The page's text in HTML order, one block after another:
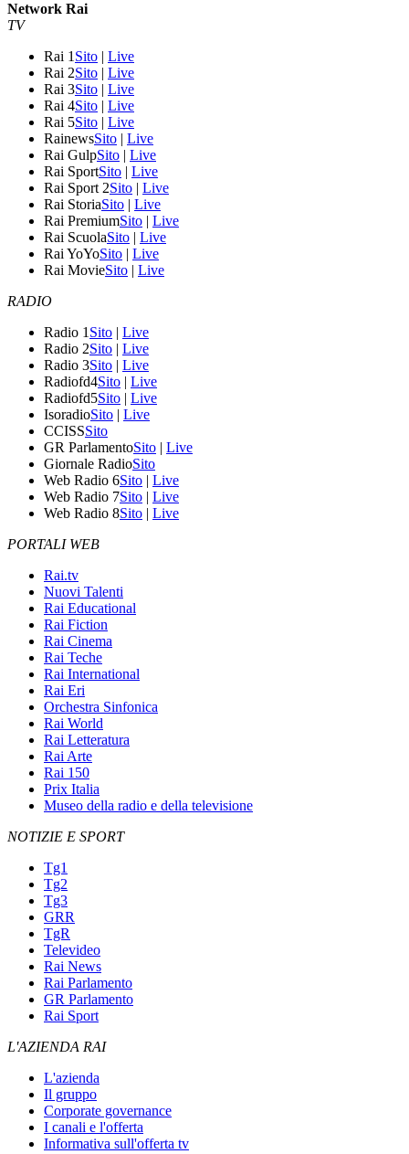
Network Rai
TV
Rai 1 Sito | Live
Rai 2Sito | Live
Rai 3Sito | Live
Rai 4Sito | Live
Rai 5Sito | Live
RainewsSito | Live
Rai GulpSito | Live
Rai SportSito | Live
Rai Sport 2Sito | Live
Rai StoriaSito | Live
Rai PremiumSito | Live
Rai ScuolaSito | Live
Rai YoYoSito | Live
Rai MovieSito | Live
RADIO
Radio 1 Sito | Live
Radio 2Sito | Live
Radio 3Sito | Live
Radiofd4Sito | Live
Radiofd5Sito | Live
IsoradioSito | Live
CCISSSito
GR ParlamentoSito | Live
Giornale RadioSito
Web Radio 6Sito | Live
Web Radio 7Sito | Live
Web Radio 8Sito | Live
PORTALI WEB
Rai.tv
Nuovi Talenti
Rai Educational
Rai Fiction
Rai Cinema
Rai Teche
Rai International
Rai Eri
Orchestra Sinfonica
Rai World
Rai Letteratura
Rai Arte
Rai 150
Prix Italia
Museo della radio e della televisione
NOTIZIE E SPORT
Tg1
Tg2
Tg3
GRR
TgR
Televideo
Rai News
Rai Parlamento
GR Parlamento
Rai Sport
L'AZIENDA RAI
L'azienda
Il gruppo
Corporate governance
I canali e l'offerta
Informativa sull'offerta tv